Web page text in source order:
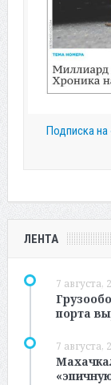
Подписка на
ЛЕНТА
7 августа,
порта
7 августа,